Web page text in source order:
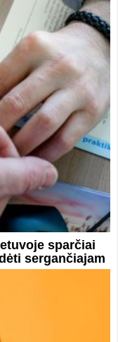
sparčiai
sergančiajam